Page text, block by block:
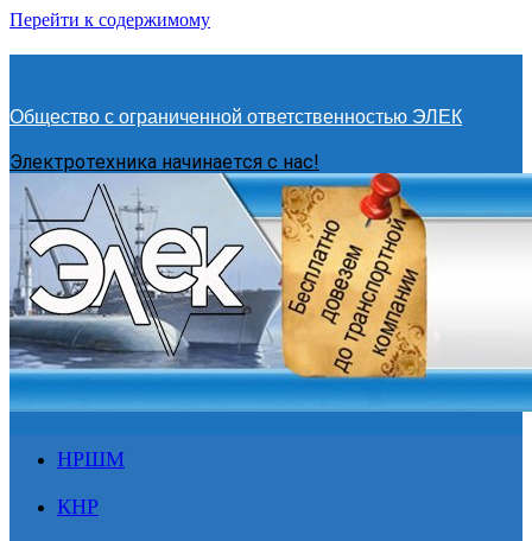
Перейти к содержимому
Общество с ограниченной ответственностью ЭЛЕК
Электротехника начинается с нас!
НРШМ
КНР